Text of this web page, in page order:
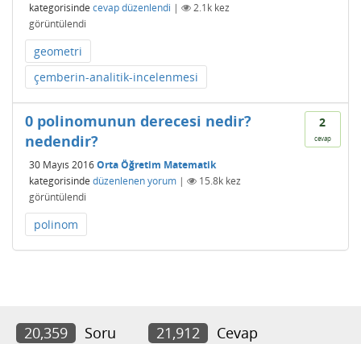
kategorisinde cevap düzenlendi | 2.1k kez
görüntülendi
geometri
çemberin-analitik-incelenmesi
2
cevap
0 polinomunun derecesi nedir?
nedendir?
30 Mayıs 2016Orta Öğretim Matematik
kategorisinde düzenlenen yorum | 15.8k kez
görüntülendi
polinom
20,359 Soru 21,912 Cevap